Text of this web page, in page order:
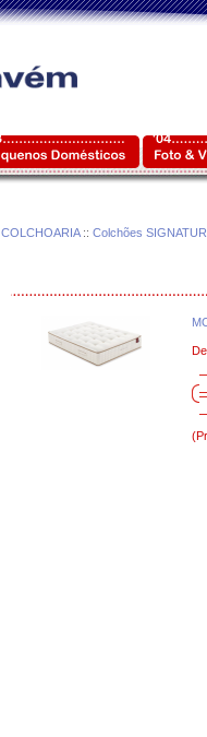
COLCHOARIA:: Colchões SIGNATUR